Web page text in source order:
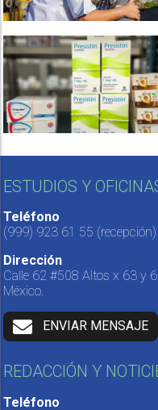
ESTUDIOS Y
Teléfono
(999) 923 61 55 (recepción)
Dirección
Calle 62 #508 Altos x 63 y
México.
ENVIAR MENSAJE
REDACCIÓN Y
Teléfono